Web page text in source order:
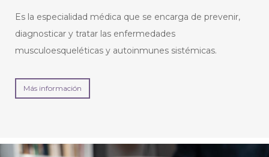
Es la especialidad médica que se encarga de prevenir,
diagnosticar y tratar las enfermedades
musculoesqueléticas y autoinmunes sistémicas.
Más información